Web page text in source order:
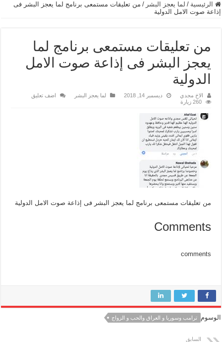
الرئيسية / لما يعجز البشر / من تعليقات مستمعى برنامج لما يعجز البشر فى
إذاعة صوت الامل الدولية
من تعليقات مستمعى برنامج لما
يعجز البشر فى إذاعة صوت الامل
الدولية
الاخ مجدي ديسمبر 14, 2018 لما يعجز البشر
اضف تعليق
260 زيارة
من تعليقات مستمعى برنامج لما يعجز البشر فى إذاعة صوت الامل الدولية
Comments
comments
الوسوم ترامب وسوريا و العراق والحب و الزواج
السابق